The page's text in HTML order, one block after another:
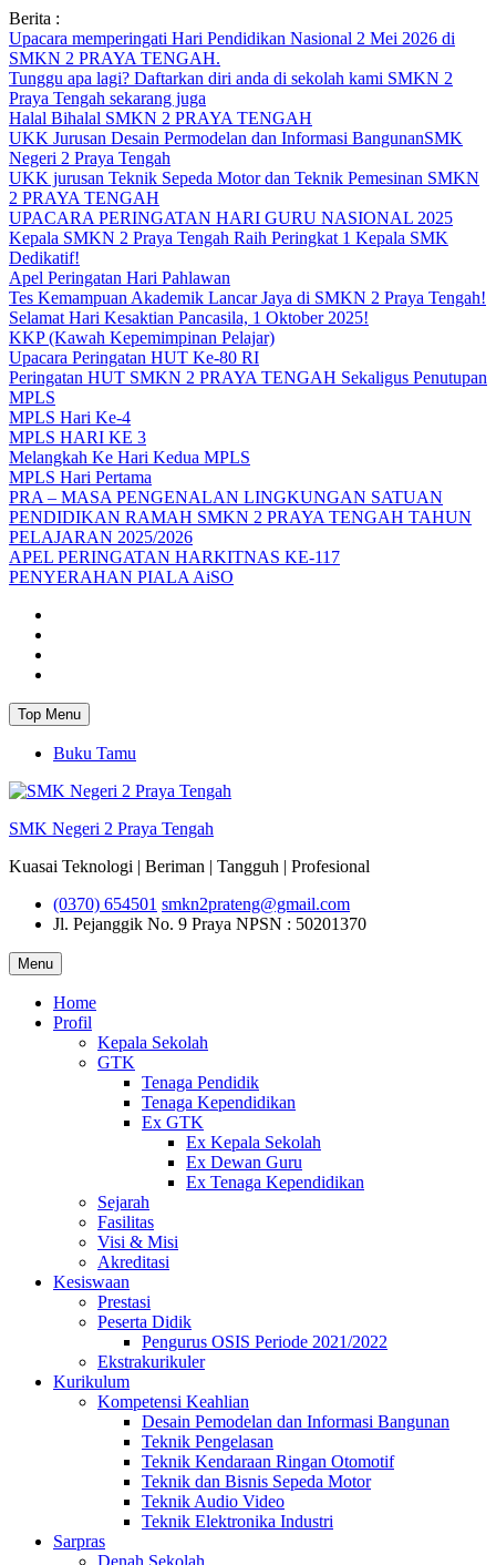
Skip
to
content
Berita :
Upacara memperingati Hari Pendidikan Nasional 2 Mei 2026 di
SMKN 2 PRAYA TENGAH.
Tunggu apa lagi? Daftarkan diri anda di sekolah kami SMKN 2
Praya Tengah sekarang juga
Halal Bihalal SMKN 2 PRAYA TENGAH
UKK Jurusan Desain Permodelan dan Informasi BangunanSMK
Negeri 2 Praya Tengah
UKK jurusan Teknik Sepeda Motor dan Teknik Pemesinan SMKN
2 PRAYA TENGAH
UPACARA PERINGATAN HARI GURU NASIONAL 2025
Kepala SMKN 2 Praya Tengah Raih Peringkat 1 Kepala SMK
Dedikatif!
Apel Peringatan Hari Pahlawan
Tes Kemampuan Akademik Lancar Jaya di SMKN 2 Praya Tengah!
Selamat Hari Kesaktian Pancasila, 1 Oktober 2025!
KKP (Kawah Kepemimpinan Pelajar)
Upacara Peringatan HUT Ke-80 RI
Peringatan HUT SMKN 2 PRAYA TENGAH Sekaligus Penutupan
MPLS
MPLS Hari Ke-4
MPLS HARI KE 3
Melangkah Ke Hari Kedua MPLS
MPLS Hari Pertama
PRA – MASA PENGENALAN LINGKUNGAN SATUAN
PENDIDIKAN RAMAH SMKN 2 PRAYA TENGAH TAHUN
PELAJARAN 2025/2026
APEL PERINGATAN HARKITNAS KE-117
PENYERAHAN PIALA AiSO
Top Menu
Buku Tamu
SMK Negeri 2 Praya Tengah
Kuasai Teknologi | Beriman | Tangguh | Profesional
(0370) 654501 smkn2prateng@gmail.com
Jl. Pejanggik No. 9 Praya NPSN : 50201370
Menu
Home
Profil
Kepala Sekolah
GTK
Tenaga Pendidik
Tenaga Kependidikan
Ex GTK
Ex Kepala Sekolah
Ex Dewan Guru
Ex Tenaga Kependidikan
Sejarah
Fasilitas
Visi & Misi
Akreditasi
Kesiswaan
Prestasi
Peserta Didik
Pengurus OSIS Periode 2021/2022
Ekstrakurikuler
Kurikulum
Kompetensi Keahlian
Desain Pemodelan dan Informasi Bangunan
Teknik Pengelasan
Teknik Kendaraan Ringan Otomotif
Teknik dan Bisnis Sepeda Motor
Teknik Audio Video
Teknik Elektronika Industri
Sarpras
Denah Sekolah